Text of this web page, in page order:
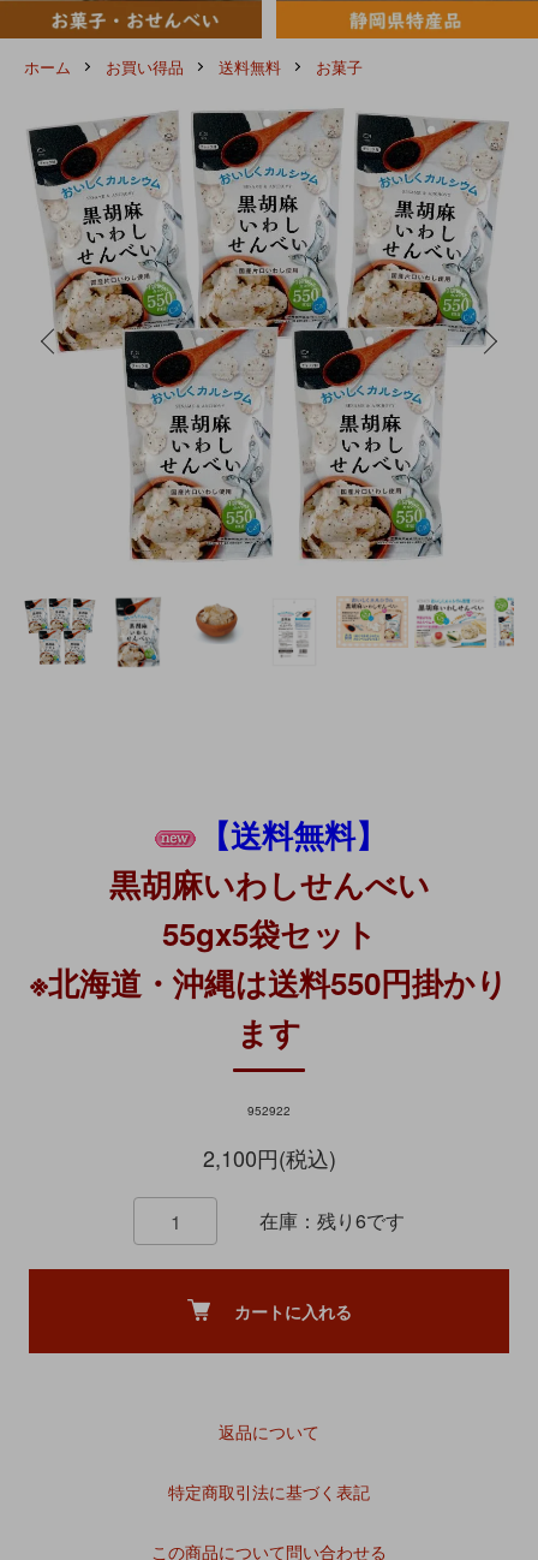
ホーム お買い得品 送料無料 お菓子
【送料無料】
黒胡麻いわしせんべい
55gx5袋セット
※北海道・沖縄は送料550円掛かり
ます
952922
2,100円(税込)
在庫：残り6です
カートに入れる
返品について
特定商取引法に基づく表記
この商品について問い合わせる